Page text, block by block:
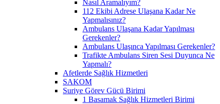
Nasıl Aramalıyım?
112 Ekibi Adrese Ulaşana Kadar Ne
Yapmalısınız?
Ambulans Ulaşana Kadar Yapılması
Gerekenler?
Ambulans Ulaşınca Yapılması Gerekenler?
Trafikte Ambulans Siren Sesi Duyunca Ne
Yapmalı?
Afetlerde Sağlık Hizmetleri
SAKOM
Suriye Görev Gücü Birimi
1 Basamak Sağlık Hizmetleri Birimi